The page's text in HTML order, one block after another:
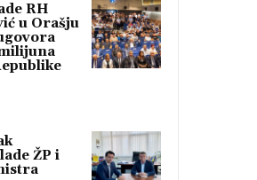
RH
u Orašju
ŽP i